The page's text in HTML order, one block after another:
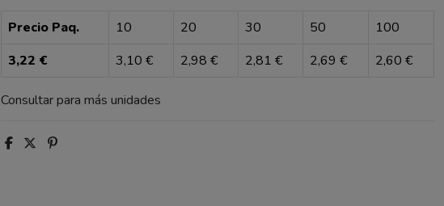
Precio Paq. 10 20 30 50
100
3,22 €
3,10 € 2,98 € 2,81 € 2,69 € 2,60 €
Consultar para más unidades